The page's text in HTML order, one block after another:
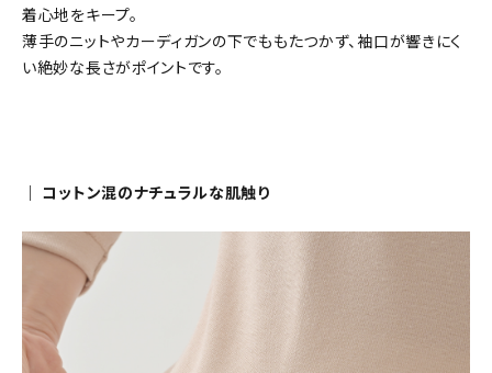
着心地をキープ。
薄手のニットやカーディガンの下でももたつかず、袖口が響きにく
い絶妙な長さがポイントです。
｜ コットン混のナチュラルな肌触り